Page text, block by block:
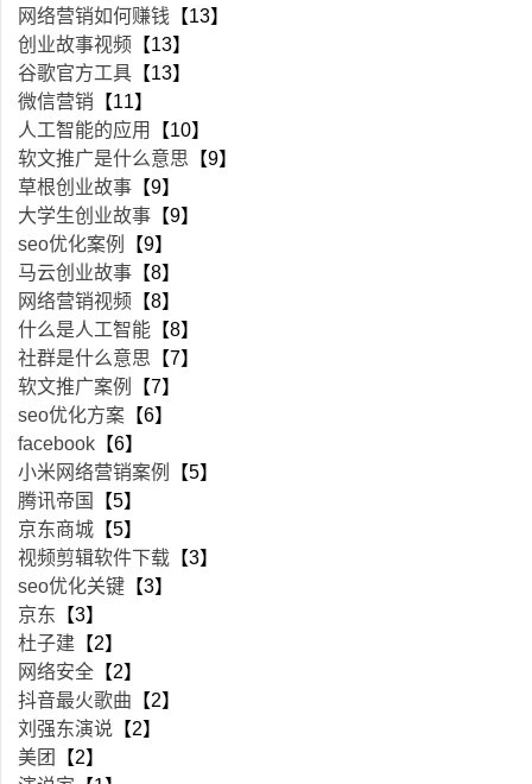
网络营销如何赚钱 【13】
创业故事视频 【13】
谷歌官方工具 【13】
微信营销 【11】
人工智能的应用
【10】
软文推广是什么意思 【9】
草根创业故事 【9】
大学生创业故事 【9】
seo优化案例
【9】
马云创业故事 【8】
网络营销视频 【8】
什么是人工智能 【8】
社群是什么意思 【7】
软文推广案例
【7】
seo优化方案 【6】
facebook 【6】
小米网络营销案例
【5】
腾讯帝国
【5】
京东商城 【5】
视频剪辑软件下载 【3】
seo优化关键 【3】
京东 【3】
杜子建 【2】
网络安全 【2】
抖音最火歌曲 【2】
刘强东演说 【2】
美团
【2】